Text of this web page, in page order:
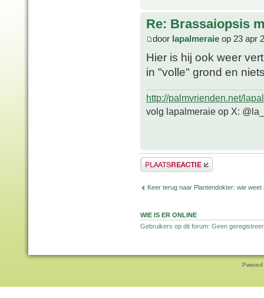
Re: Brassaiopsis
door lapalmeraie op 23 apr
Hier is hij ook weer
in "volle" grond en
http://palmvrienden.net/
volg lapalmeraie op X:
Plaats een reactie
Keer terug naar Plantendokter: wie weet
WIE IS ER ONLINE
Gebruikers op dit forum: Geen